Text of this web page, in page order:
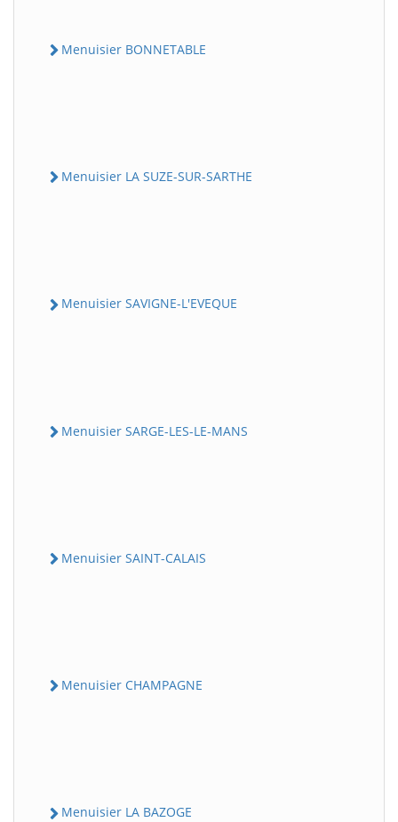
Menuisier BONNETABLE
Menuisier LA SUZE-SUR-SARTHE
Menuisier SAVIGNE-L'EVEQUE
Menuisier SARGE-LES-LE-MANS
Menuisier SAINT-CALAIS
Menuisier CHAMPAGNE
Menuisier LA BAZOGE